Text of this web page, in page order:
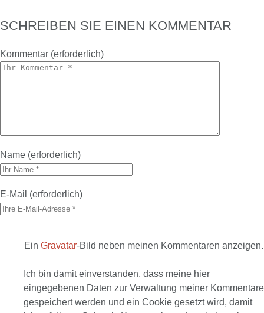
SCHREIBEN SIE EINEN KOMMENTAR
Kommentar (erforderlich)
Name (erforderlich)
E-Mail (erforderlich)
EinGravatar-Bild neben meinen Kommentaren anzeigen.
Ich bin damit einverstanden, dass meine hier
eingegebenen Daten zur Verwaltung meiner Kommentare
gespeichert werden und ein Cookie gesetzt wird, damit